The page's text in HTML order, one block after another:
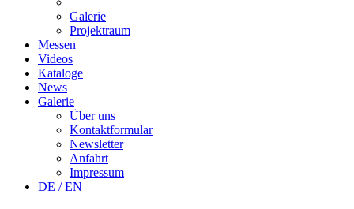
Galerie
Projektraum
Messen
Videos
Kataloge
News
Galerie
Über uns
Kontaktformular
Newsletter
Anfahrt
Impressum
DE / EN